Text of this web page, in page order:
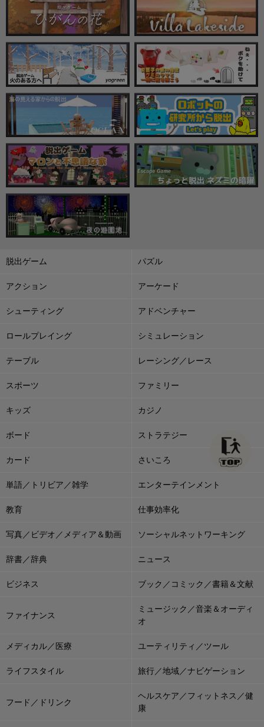
脱出ゲーム パズル
アクション アーケード
シューティング アドベンチャー
ロールプレイング シミュレーション
テーブル レーシング／レース
スポーツ ファミリー
キッズ カジノ
ボード ストラテジー
カード さいころ
単語／トリビア／雑学 エンターテインメント
教育 仕事効率化
写真／ビデオ／メディア＆動画 ソーシャルネットワーキング
辞書／辞典 ニュース
ビジネス ブック／コミック／書籍＆文献
ファイナンス
ミュージック／音楽＆オーディ
オ
メディカル／医療 ユーティリティ／ツール
ライフスタイル 旅行／地域／ナビゲーション
フード／ドリンク
ヘルスケア／フィットネス／健
康